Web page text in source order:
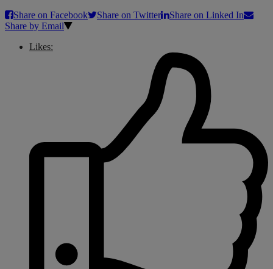
Share on Facebook
Share on Twitter
Share on Linked In
Share by Email
Likes: